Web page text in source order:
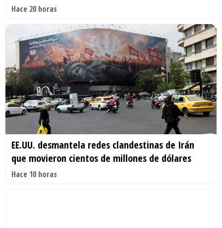
Hace 20 horas
EE.UU. desmantela redes clandestinas de Irán
que movieron cientos de millones de dólares
Hace 10 horas